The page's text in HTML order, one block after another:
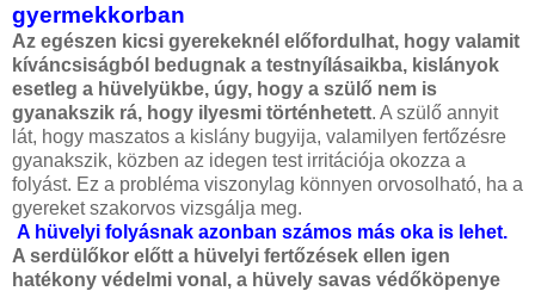
gyermekkorban
Az egészen kicsi gyerekeknél előfordulhat, hogy valamit
kíváncsiságból bedugnak a testnyílásaikba, kislányok
esetleg a hüvelyükbe, úgy, hogy a szülő nem is
gyanakszik rá, hogy ilyesmi történhetett. A szülő annyit
lát, hogy maszatos a kislány bugyija, valamilyen fertőzésre
gyanakszik, közben az idegen test irritációja okozza a
folyást. Ez a probléma viszonylag könnyen orvosolható, ha a
gyereket szakorvos vizsgálja meg.
A hüvelyi folyásnak azonban számos más oka is lehet.
A serdülőkor előtt a hüvelyi fertőzések ellen igen
hatékony védelmi vonal, a hüvely savas védőköpenye